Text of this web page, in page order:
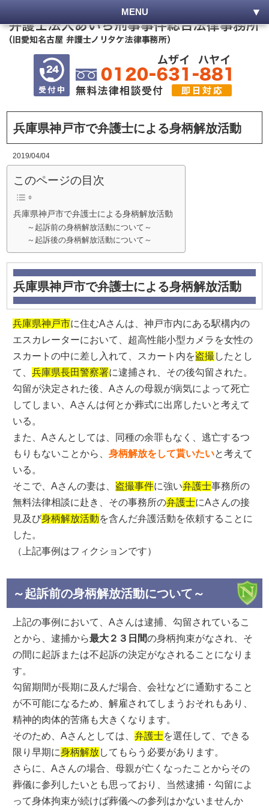
MENU
兵庫県神戸市で弁護士による身柄解放活動
2019/04/04
このページの目次
兵庫県神戸市で弁護士による身柄解放活動
～起訴前の身柄解放活動について～
～起訴後の身柄解放活動について～
兵庫県神戸市で弁護士による身柄解放活動
兵庫県神戸市に住むAさんは、神戸市内にある駅構内の
エスカレーターにおいて、超高性能小型カメラを女性の
スカートの中に差し入れて、スカート内を盗撮 したとし
て、兵庫県長田警察署に逮捕され、その後勾留された。
勾留が決定された後、Aさんの母親が病気によって死亡
してしまい、Aさんは何とか葬式に出席したいと考えて
いる。
また、Aさんとしては、同種の余罪もなく、逃亡するつ
もりもないことから、身柄解放をして貰いたいと考えて
いる。
そこで、Aさんの妻は、 盗撮事件に強い弁護士事務所の
無料法律相談に赴き、その事務所の弁護士にAさんの接
見及び身柄解放活動を含んだ弁護活動を依頼することに
した。
（上記事例はフィクションです）
～起訴前の身柄解放活動について～
上記の事例において、Aさんは逮捕、勾留されているこ
とから、逮捕から最大２３日間の身柄拘束がなされ、そ
の間に起訴または不起訴の決定がなされることになりま
す。
勾留期間が長期に及んだ場合、会社などに通勤すること
が不可能になるため、解雇されてしまうおそれもあり、
精神的肉体的苦痛も大きくなります。
そのため、Aさんとしては、弁護士を選任して、できる
限り早期に身柄解放してもらう必要があります。
さらに、Aさんの場合、母親が亡くなったことからその
葬儀に参列したいとも思っており、当然逮捕・勾留によ
って身体拘束が続けば葬儀への参列はかないませんか